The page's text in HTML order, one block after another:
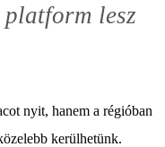
lesz
nyit, hanem a régióban
kerülhetünk.